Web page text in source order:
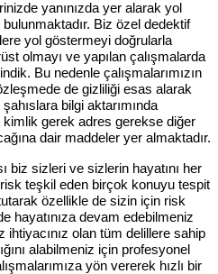
yanınızda yer alarak yol
Biz özel dedektif
yol göstermeyi doğrularla
olmayı ve yapılan çalışmalarda
Bu nedenle çalışmalarımızın
de gizliliği esas alarak
bilgi aktarımında
kimlik gerek adres gerekse diğer
dair maddeler yer almaktadır.
biz sizleri ve sizlerin hayatını her
teşkil eden birçok konuyu tespit
özellikle de sizin için risk
hayatınıza devam edebilmeniz
olan tüm delillere sahip
alabilmeniz için profesyonel
yön vererek hızlı bir